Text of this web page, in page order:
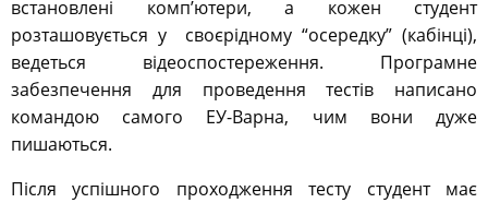
встановлені комп’ютери, а кожен студент
розташовується у своєрідному “осередку” (кабінці),
ведеться відеоспостереження. Програмне
забезпечення для проведення тестів написано
командою самого ЕУ-Варна, чим вони дуже
пишаються.
Після успішного проходження тесту студент має